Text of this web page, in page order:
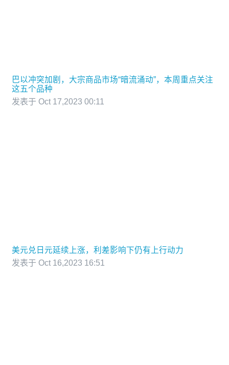
巴以冲突加剧，大宗商品市场“暗流涌动”，本周重点关注
这五个品种
发表于 Oct 17,2023 00:11
美元兑日元延续上涨，利差影响下仍有上行动力
发表于 Oct 16,2023 16:51